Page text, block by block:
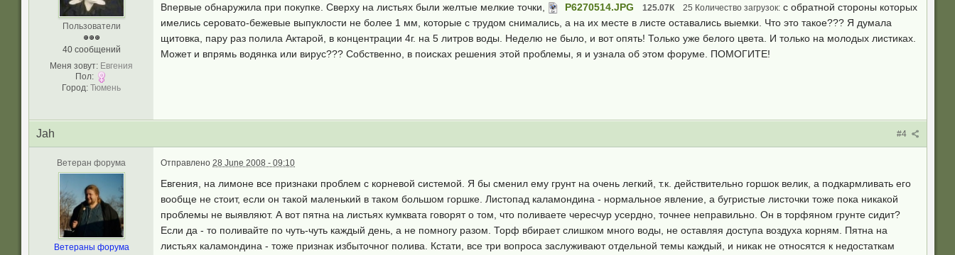
Пользователи
40 сообщений
Меня зовут: Eвгeния
Пол:
Город: Тюмeнь
Впервые обнаружила при покупке. Сверху на листьях были желтые мелкие точки, P6270514.JPG 125.07К 25 Количество загрузок: с обратной стороны которых
имелись серовато-бежевые выпуклости не более 1 мм, которые с трудом снимались, а на их месте в листе оставались выемки. Что это такое??? Я думала
щитовка, пару раз полила Актарой, в концентрации 4г. на 5 литров воды. Неделю не было, и вот опять! Только уже белого цвета. И только на молодых листиках.
Может и впрямь водянка или вирус??? Собственно, в поисках решения этой проблемы, я и узнала об этом форуме. ПОМОГИТЕ!
#4
Jah
Ветеран форума
Ветераны форума
Отправлено 28 June 2008 - 09:10
Евгения, на лимоне все признаки проблем с корневой системой. Я бы сменил ему грунт на очень легкий, т.к. действительно горшок велик, а подкармливать его
вообще не стоит, если он такой маленький в таком большом горшке. Листопад каламондина - нормальное явление, а бугристые листочки тоже пока никакой
проблемы не выявляют. А вот пятна на листьях кумквата говорят о том, что поливаете чересчур усердно, точнее неправильно. Он в торфяном грунте сидит?
Если да - то поливайте по чуть-чуть каждый день, а не помногу разом. Торф вбирает слишком много воды, не оставляя доступа воздуха корням. Пятна на
листьях каламондина - тоже признак избыточног полива. Кстати, все три вопроса заслуживают отдельной темы каждый, и никак не относятся к недостаткам